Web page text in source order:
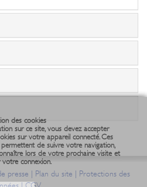
presse | Plan du site | Protections des
des cookies
sur ce site, vous devez accepter
sur votre appareil connecté. Ces
de suivre votre navigation,
lors de votre prochaine visite et
votre connexion.